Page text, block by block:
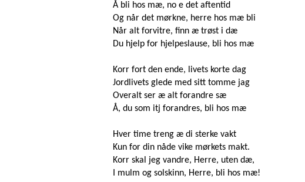
Å bli hos mæ, no e det aftentid
Og når det mørkne, herre hos mæ bli
Når alt forvitre, finn æ trøst i dæ
Du hjelp for hjelpeslause, bli hos mæ
Korr fort den ende, livets korte dag
Jordlivets glede med sitt tomme jag
Overalt ser æ alt forandre sæ
Å, du som itj forandres, bli hos mæ
Hver time treng æ di sterke vakt
Kun for din nåde vike mørkets makt.
Korr skal jeg vandre, Herre, uten dæ,
I mulm og solskinn, Herre, bli hos mæ!